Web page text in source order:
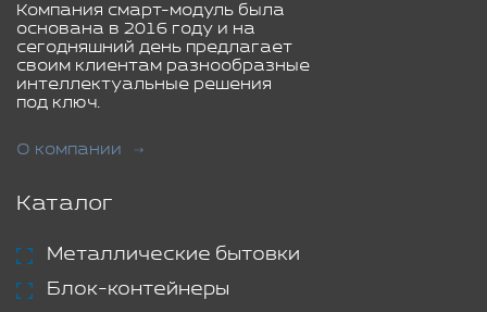
Компания смарт-модуль была
основана в 2016 году и на
сегодняшний день предлагает
своим клиентам разнообразные
интеллектуальные решения
под ключ.
О компании
Каталог
Металлические бытовки
Блок-контейнеры